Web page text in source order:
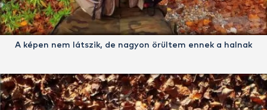
A képen nem látszik, de nagyon örültem ennek a halnak